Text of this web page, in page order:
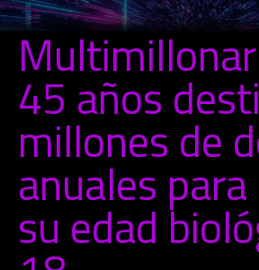
45 años
millones de
anuales
su edad